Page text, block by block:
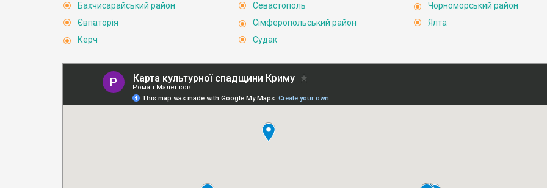
Бахчисарайський район
Євпаторія
Керч
Севастополь
Сімферопольський район
Судак
Чорноморський район
Ялта